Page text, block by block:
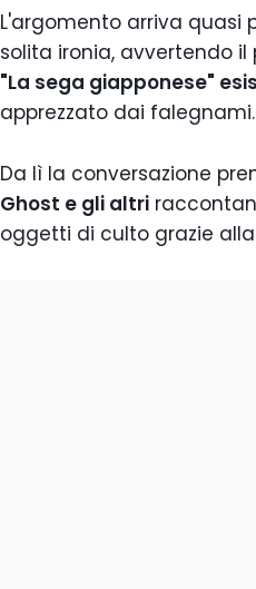
L'argomento arriva quasi
solita ironia, avvertendo
"La sega giapponese"
apprezzato dai falegnami.
Da lì la conversazione
Ghost e gli altri
oggetti di culto grazie